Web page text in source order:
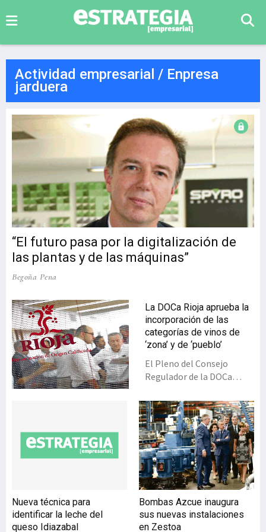
Actividad empresarial / Enpresa
jarduera
“El futuro pasa por la digitalización de
las plantas y de las máquinas”
Begoña Pena
La DOCa Rioja aprueba la
incorporación de las
categorías de vinos de
‘zona’ y de ‘pueblo’
El Pleno del Consejo
Regulador de la DOCa
implantación a partir de la
cosecha 2017 nuevas
categorizaciones para los
vinos, incorporando los de
‘zona’ y ‘pueblo’
(municipio). Las bodegas
de ABRA, Gobierno vasco y
aplauden esta
decisión.Con esta
Nueva técnica para
identificar la leche del
queso Idiazabal
Bombas Azcue inaugura
sus nuevas instalaciones
en Zestoa